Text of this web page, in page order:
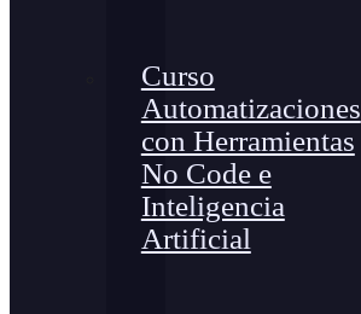
Curso
Automatizaciones
con Herramientas
No Code e
Inteligencia
Artificial